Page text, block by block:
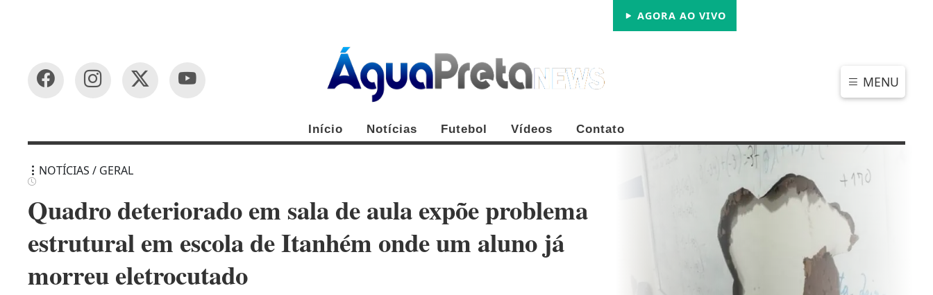
AGORA AO VIVO
MENU
Início Notícias Futebol Vídeos Contato
NOTÍCIAS / GERAL
Quadro deteriorado em sala de aula expõe problema
estrutural em escola de Itanhém onde um aluno já
morreu eletrocutado